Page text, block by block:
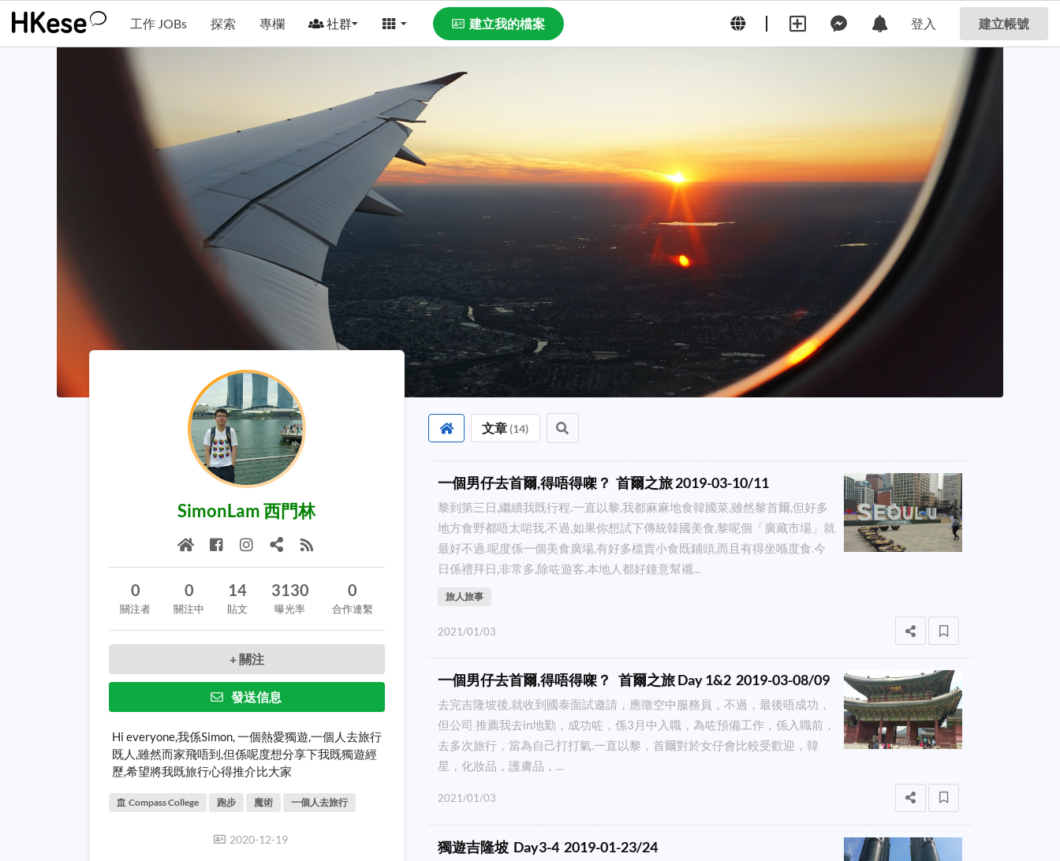
工作 JOBs 探索 專欄 社群 建立我的檔案 登入 建立帳號
SimonLam 西門林
0
關注者
0
關注中
14
貼文
3130
曝光率
0
合作連繫
+ 關注
發送信息
Hi everyone,我係Simon, 一個熱愛獨遊,一個人去旅行
既人,雖然而家飛唔到,但係呢度想分享下我既獨遊經
歷,希望將我既旅行心得推介比大家
Compass College 跑步 魔術 一個人去旅行
2020-12-19
文章 (14)
一個男仔去首爾,得唔得㗎？ 首爾之旅 2019-03-10/11
黎到第三日,繼續我既行程.一直以黎,我都麻麻地食韓國菜,雖然黎首爾,但好多
地方食野都唔太啱我,不過,如果你想試下傳統韓國美食,黎呢個「廣藏市場」就
最好不過.呢度係一個美食廣場,有好多檔賣小食既鋪頭,而且有得坐喺度食.今
日係禮拜日,非常多,除咗遊客,本地人都好鐘意幫襯...
旅人旅事
2021/01/03
一個男仔去首爾,得唔得㗎？ 首爾之旅 Day 1&2 2019-03-08/09
去完吉隆坡後,就收到國泰面試邀請，應徵空中服務員，不過，最後唔成功，
但公司 推薦我去in地勤，成功咗，係3月中入職，為咗預備工作，係入職前，
去多次旅行，當為自己打打氣.一直以黎，首爾對於女仔會比較受歡迎，韓
星，化妝品，護膚品，...
2021/01/03
獨遊吉隆坡 Day3-4 2019-01-23/24